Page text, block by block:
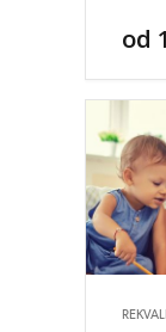
od